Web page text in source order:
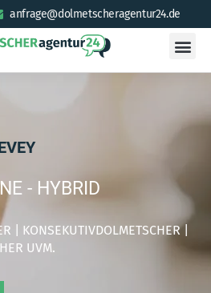
anfrage@dolmetscheragentur24.de
- HYBRID
| KONSEKUTIVDOLMETSCHER |
UVM.